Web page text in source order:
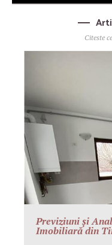
Citeste
Previziuni și
Imobiliară din